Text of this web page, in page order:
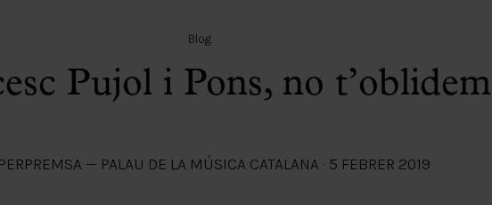
Blog
Pujol i Pons, no t’oblidem
PREMSA — PALAU DE LA MÚSICA CATALANA · 5 FEBRER 2019